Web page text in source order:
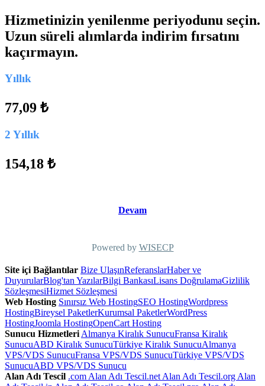
Hizmetinizin yenilenme periyodunu seçin.
Uzun süreli alımlarda indirim fırsatını
kaçırmayın.
Yıllık
77,09 ₺
2 Yıllık
154,18 ₺
Devam
Powered by WISECP
Site içi Bağlantılar Bize UlaşınReferanslarHaber ve
DuyurularBlog'tan YazılarBilgi BankasıLisans DoğrulamaGizlilik
SözleşmesiHizmet Sözleşmesi
Web Hosting Sınırsız Web HostingSEO HostingWordpress
HostingBireysel PaketlerKurumsal PaketlerWordPress
HostingJoomla HostingOpenCart Hosting
Sunucu Hizmetleri Almanya Kiralık SunucuFransa Kiralık
SunucuABD Kiralık SunucuTürkiye Kiralık SunucuAlmanya
VPS/VDS SunucuFransa VPS/VDS SunucuTürkiye VPS/VDS
SunucuABD VPS/VDS Sunucu
Alan Adı Tescil .com Alan Adı Tescil.net Alan Adı Tescil.org Alan